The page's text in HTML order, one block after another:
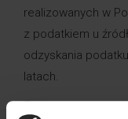
realizowanych w
z podatkiem u
odzyskania
latach.
Zmiany te mogą